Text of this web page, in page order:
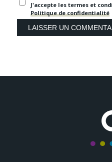
J'accepte les termes et
Politique de confidentialité